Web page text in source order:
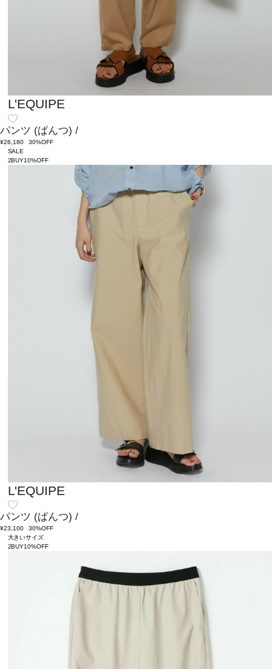
L'EQUIPE
パンツ (ぱんつ) /
¥26,180
30%OFF
SALE
2BUY10%OFF
L'EQUIPE
パンツ (ぱんつ) /
¥23,100
30%OFF
大きいサイズ
2BUY10%OFF